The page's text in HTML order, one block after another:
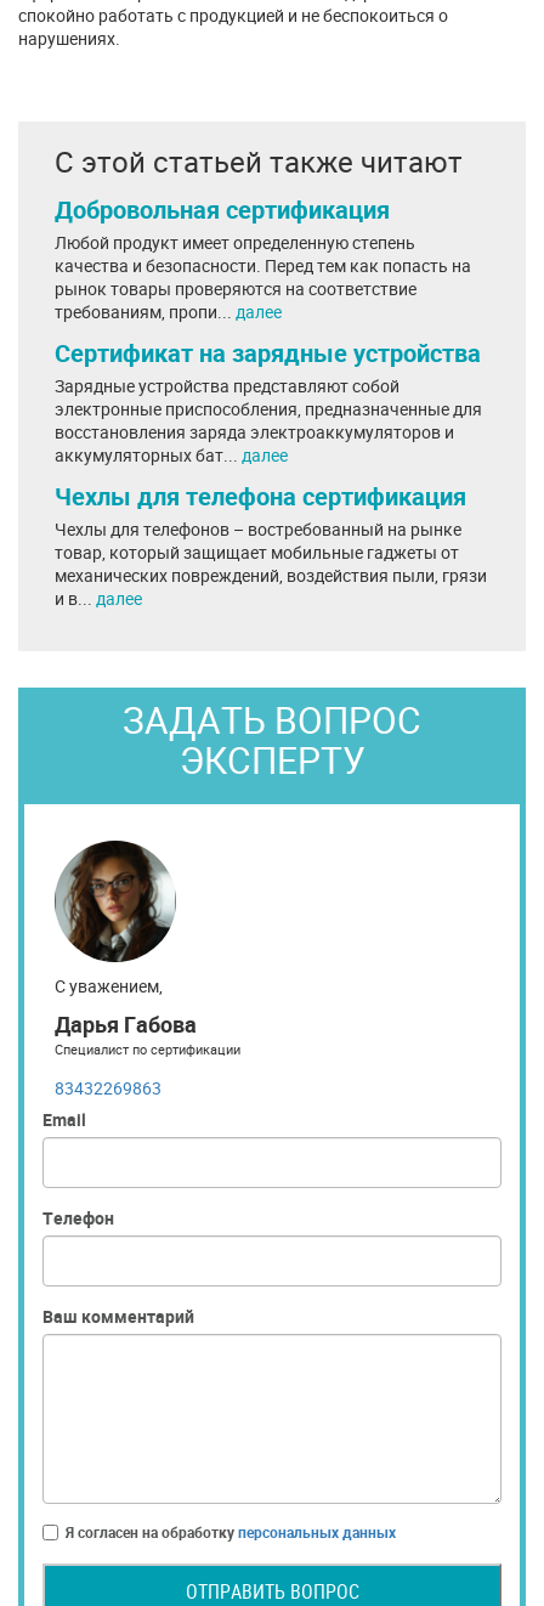
спокойно работать с продукцией и не беспокоиться о
нарушениях.
С этой статьей также читают
Добровольная сертификация
Любой продукт имеет определенную степень
качества и безопасности. Перед тем как попасть на
рынок товары проверяются на соответствие
требованиям, пропи... далее
Сертификат на зарядные устройства
Зарядные устройства представляют собой
электронные приспособления, предназначенные для
восстановления заряда электроаккумуляторов и
аккумуляторных бат... далее
Чехлы для телефона сертификация
Чехлы для телефонов – востребованный на рынке
товар, который защищает мобильные гаджеты от
механических повреждений, воздействия пыли, грязи
и в... далее
ЗАДАТЬ ВОПРОС
ЭКСПЕРТУ
С уважением,
Дарья Габова
Специалист по сертификации
83432269863
Email
Телефон
Ваш комментарий
Я согласен на обработкуперсональных данных
ОТПРАВИТЬ ВОПРОС